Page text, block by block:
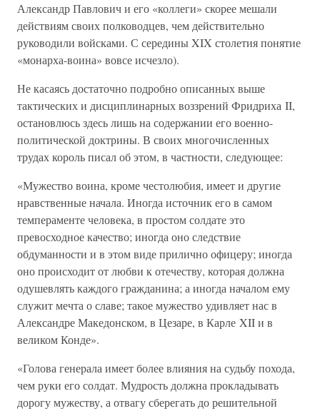
Александр Павлович и его «коллеги» скорее мешали
действиям своих полководцев, чем действительно
руководили войсками. С середины XIX столетия понятие
«монарха-воина» вовсе исчезло).
Не касаясь достаточно подробно описанных выше
тактических и дисциплинарных воззрений Фридриха II,
остановлюсь здесь лишь на содержании его военно-
политической доктрины. В своих многочисленных
трудах король писал об этом, в частности, следующее:
«Мужество воина, кроме честолюбия, имеет и другие
нравственные начала. Иногда источник его в самом
темпераменте человека, в простом солдате это
превосходное качество; иногда оно следствие
обдуманности и в этом виде прилично офицеру; иногда
оно происходит от любви к отечеству, которая должна
одушевлять каждого гражданина; а иногда началом ему
служит мечта о славе; такое мужество удивляет нас в
Александре Македонском, в Цезаре, в Карле XII и в
великом Конде».
«Голова генерала имеет более влияния на судьбу похода,
чем руки его солдат. Мудрость должна прокладывать
дорогу мужеству, а отвагу сберегать до решительной